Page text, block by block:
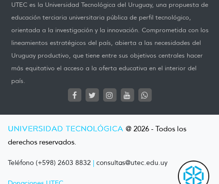
UTEC es la Universidad Tecnológica del Uruguay, una propuesta de
educación terciaria universitaria pública de perfil tecnológico,
orientada a la investigación y la innovación. Comprometida con los
lineamientos estratégicos del país, abierta a las necesidades del
Uruguay productivo, que tiene entre sus objetivos centrales hacer
más equitativo el acceso a la oferta educativa en el interior del
país.
UNIVERSIDAD TECNOLÓGICA @ 2026 - Todos los
derechos reservados.
Teléfono (+598) 2603 8832 | consultas@utec.edu.uy